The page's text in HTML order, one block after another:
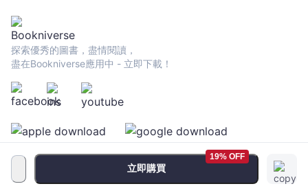
立即購買
19% OFF
探索優秀的圖書，盡情閱讀，
盡在Bookniverse應用中 - 立即下載！